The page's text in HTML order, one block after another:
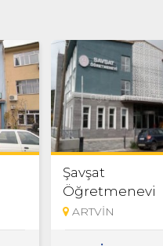
Şavşat
Öğretmenevi
ARTVİN